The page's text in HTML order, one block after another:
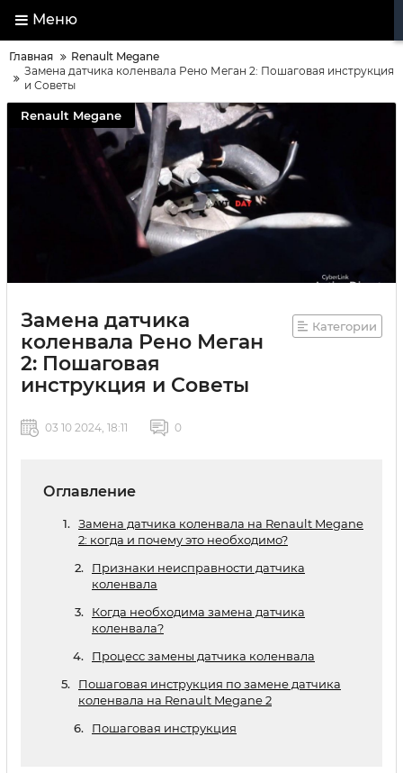
Меню
Главная
Renault Megane
Замена датчика коленвала Рено Меган 2: Пошаговая инструкция
и Советы
Renault Megane
Замена датчика
коленвала Рено Меган
2: Пошаговая
инструкция и Советы
Категории
03 10 2024, 18:11 0
Оглавление
Замена датчика коленвала на Renault Megane
2: когда и почему это необходимо?
Признаки неисправности датчика
коленвала
Когда необходима замена датчика
коленвала?
Процесс замены датчика коленвала
Пошаговая инструкция по замене датчика
коленвала на Renault Megane 2
Пошаговая инструкция